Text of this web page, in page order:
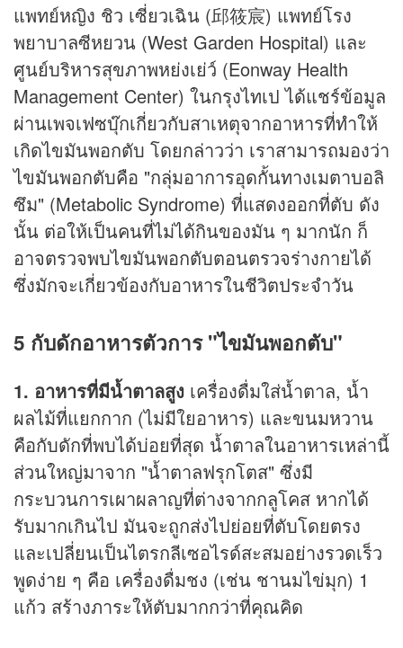
แพทย์หญิง ชิว เซี่ยวเฉิน (邱筱宸) แพทย์โรง
พยาบาลซีหยวน (West Garden Hospital) และ
ศูนย์บริหารสุขภาพหย่งเย่ว์ (Eonway Health
Management Center) ในกรุงไทเป ได้แชร์ข้อมูล
ผ่านเพจเฟซบุ๊กเกี่ยวกับสาเหตุจากอาหารที่ทำให้
เกิดไขมันพอกตับ โดยกล่าวว่า เราสามารถมองว่า
ไขมันพอกตับคือ "กลุ่มอาการอุดกั้นทางเมตาบอลิ
ซึม" (Metabolic Syndrome) ที่แสดงออกที่ตับ ดัง
นั้น ต่อให้เป็นคนที่ไม่ได้กินของมัน ๆ มากนัก ก็
อาจตรวจพบไขมันพอกตับตอนตรวจร่างกายได้
ซึ่งมักจะเกี่ยวข้องกับอาหารในชีวิตประจำวัน
5 กับดักอาหารตัวการ "ไขมันพอกตับ"
1. อาหารที่มีน้ำตาลสูง เครื่องดื่มใส่น้ำตาล, น้ำ
ผลไม้ที่แยกกาก (ไม่มีใยอาหาร) และขนมหวาน
คือกับดักที่พบได้บ่อยที่สุด น้ำตาลในอาหารเหล่านี้
ส่วนใหญ่มาจาก "น้ำตาลฟรุกโตส" ซึ่งมี
กระบวนการเผาผลาญที่ต่างจากกลูโคส หากได้
รับมากเกินไป มันจะถูกส่งไปย่อยที่ตับโดยตรง
และเปลี่ยนเป็นไตรกลีเซอไรด์สะสมอย่างรวดเร็ว
พูดง่าย ๆ คือ เครื่องดื่มชง (เช่น ชานมไข่มุก) 1
แก้ว สร้างภาระให้ตับมากกว่าที่คุณคิด